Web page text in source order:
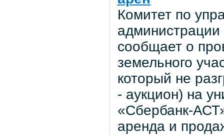
Комитет по
администрации
сообщает о
земельного
который не
- аукцион) на
«Сбербанк-
аренда и